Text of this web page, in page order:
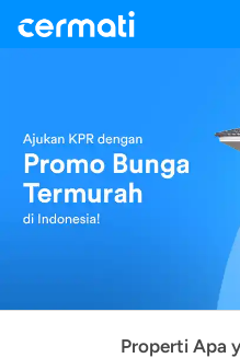
Properti Apa